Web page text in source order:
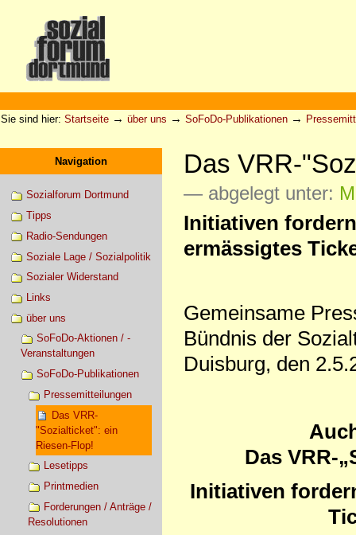
Werkzeuge
Sie sind hier: Startseite → über uns → SoFoDo-Publikationen →
Navigation
Sozialforum Dortmund
Tipps
Radio-Sendungen
Soziale Lage / Sozialpolitik
Sozialer Widerstand
Links
über uns
SoFoDo-Aktionen / -
Veranstaltungen
SoFoDo-Publikationen
Pressemitteilungen
Das VRR-
"Sozialticket": ein
Riesen-Flop!
Lesetipps
Printmedien
Forderungen / Anträge /
Resolutionen
Das VRR-
— abgelegt unter:
Initiativen
ermässigtes
Gemeinsame
Bündnis der
Duisburg, den
Das VRR-
Initiativen